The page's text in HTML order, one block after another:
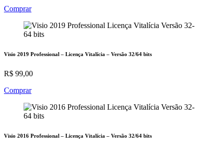
Comprar
Visio 2019 Professional – Licença Vitalícia – Versão 32/64 bits
R$ 99,00
Comprar
Visio 2016 Professional – Licença Vitalícia – Versão 32/64 bits